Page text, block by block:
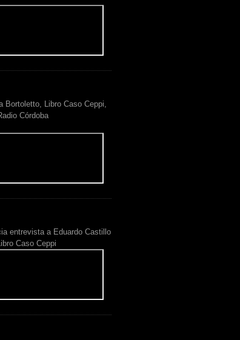
Bortoletto, Libro Caso Ceppi,
Córdoba
entrevista a Eduardo Castillo
Caso Ceppi